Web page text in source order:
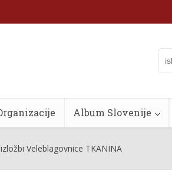
Album Slovenije
Veleblagovnice TKANINA